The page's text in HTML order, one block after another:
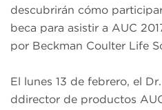
descubrirán cómo
beca para asistir a AUC
por Beckman Coulter Life
El lunes 13 de febrero, el
ddirector de productos